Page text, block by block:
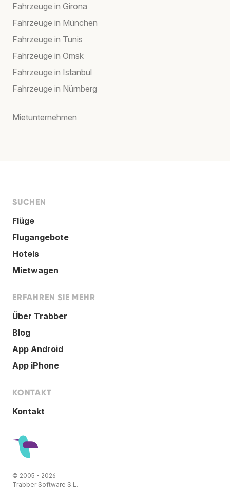
Fahrzeuge in Girona
Fahrzeuge in München
Fahrzeuge in Tunis
Fahrzeuge in Omsk
Fahrzeuge in Istanbul
Fahrzeuge in Nürnberg
Mietunternehmen
SUCHEN
Flüge
Flugangebote
Hotels
Mietwagen
ERFAHREN SIE MEHR
Über Trabber
Blog
App Android
App iPhone
KONTAKT
Kontakt
© 2005 - 2026
Trabber Software S.L.